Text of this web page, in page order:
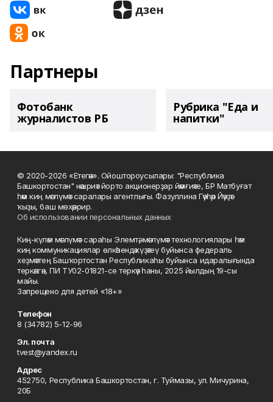
Партнеры
Фотобанк
журналистов РБ
Рубрика "Еда и
напитки"
© 2020-2026 «Етегән». Ойоштороусылары: "Республика
Башкортостан" нәшриәт йорто акционерҙар йәмғиәте, БР Матбуғат
һәм киң мәғлүмәт саралары агентлығы. Фазуллина Гәүһәр Йәүҙәт
ҡыҙы, баш мөхәррир.
Об использовании персональных данных
Киң-күләм мәғлүмәт сараһы Элемтә, мәғлүмәт технологиялары һәм
киң коммуникациялар өлкәһендә күҙәтеү буйынса федераль
хеҙмәттең Башҡортостан Республикаһы буйынса идаралығында
теркәлгән, ПИ ТУ02-01821-се теркәү һаны, 2025 йылдың 19-сы
майы.
Запрещено для детей «18+»
Телефон
8 (34782) 5-12-96
Эл. почта
tvest@yandex.ru
Адрес
452750, Республика Башкортостан, г. Туймазы, ул. Мичурина,
20Б